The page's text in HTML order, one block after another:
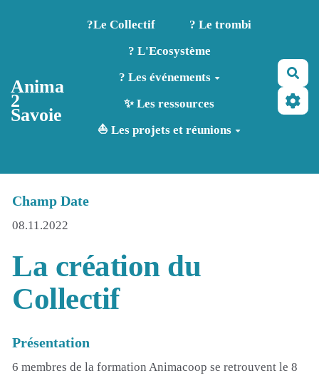
Aller au contenu principal
Anima
2
Savoie
?️Le Collectif
? Le trombi
? L'Ecosystème
? Les événements
✨ Les ressources
⛵ Les projets et réunions
Champ Date
08.11.2022
La création du
Collectif
Présentation
6 membres de la formation Animacoop se retrouvent le 8